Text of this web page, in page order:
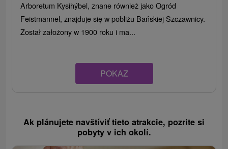
Arboretum Kysihýbel, znane również jako Ogród
Feistmannel, znajduje się w pobliżu Bańskiej Szczawnicy.
Został założony w 1900 roku i ma...
POKAZ
Ak plánujete navštíviť tieto atrakcie, pozrite si
pobyty v ich okolí.